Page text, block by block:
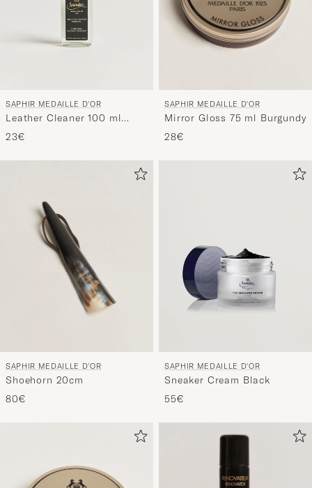
SAPHIR MEDAILLE D'OR
Leather Cleaner 100 ml
White/Neutral
23€
SAPHIR MEDAILLE D'OR
Mirror Gloss 75 ml Burgundy
28€
SAPHIR MEDAILLE D'OR
Shoehorn 20cm
80€
SAPHIR MEDAILLE D'OR
Sneaker Cream Black
55€